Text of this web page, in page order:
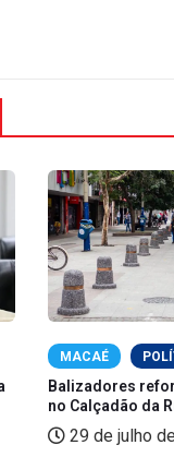
MACAÉ
Balizadores
no Calçadão da
29 de julho